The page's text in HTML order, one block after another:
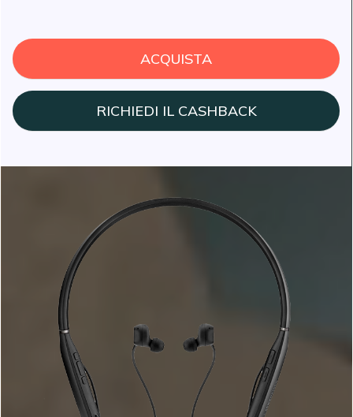
ACQUISTA
RICHIEDI IL CASHBACK